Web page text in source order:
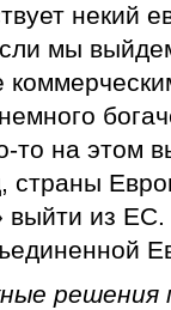
некий
мы
на этом
страны
выйти из
решения